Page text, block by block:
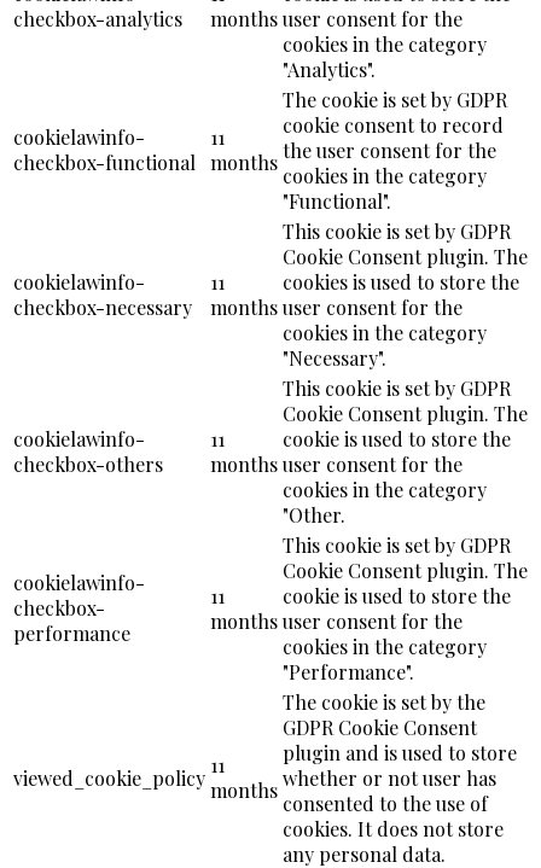
checkbox-analytics
monthsuser consent for the
cookies in the category
"Analytics".
cookielawinfo-
checkbox-functional
11
months
The cookie is set by GDPR
cookie consent to record
the user consent for the
cookies in the category
"Functional".
cookielawinfo-
checkbox-necessary
11
months
This cookie is set by GDPR
Cookie Consent plugin. The
cookies is used to store the
user consent for the
cookies in the category
"Necessary".
cookielawinfo-
checkbox-others
11
months
This cookie is set by GDPR
Cookie Consent plugin. The
cookie is used to store the
user consent for the
cookies in the category
"Other.
cookielawinfo-
checkbox-
performance
11
months
This cookie is set by GDPR
Cookie Consent plugin. The
cookie is used to store the
user consent for the
cookies in the category
"Performance".
viewed_cookie_policy
11
months
The cookie is set by the
GDPR Cookie Consent
plugin and is used to store
whether or not user has
consented to the use of
cookies. It does not store
any personal data.